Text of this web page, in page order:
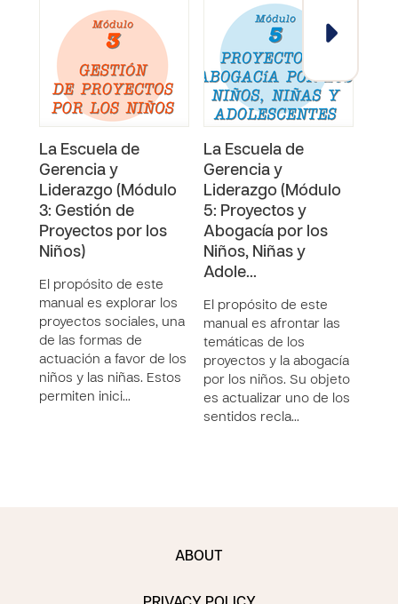
La Escuela de
Gerencia y
Liderazgo (Módulo
3: Gestión de
Proyectos por los
Niños)
El propósito de este
manual es explorar los
proyectos sociales, una
de las formas de
actuación a favor de los
niños y las niñas. Estos
permiten inici…
La Escuela de
Gerencia y
Liderazgo (Módulo
5: Proyectos y
Abogacía por los
Niños, Niñas y
Adole…
El propósito de este
manual es afrontar las
temáticas de los
proyectos y la abogacía
por los niños. Su objeto
es actualizar uno de los
sentidos recla…
ABOUT